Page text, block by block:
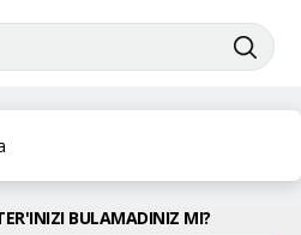
BULAMADINIZ MI?